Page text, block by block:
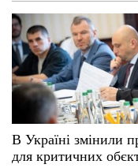
а
п
и
с
і
В Україні змінили
для критичних